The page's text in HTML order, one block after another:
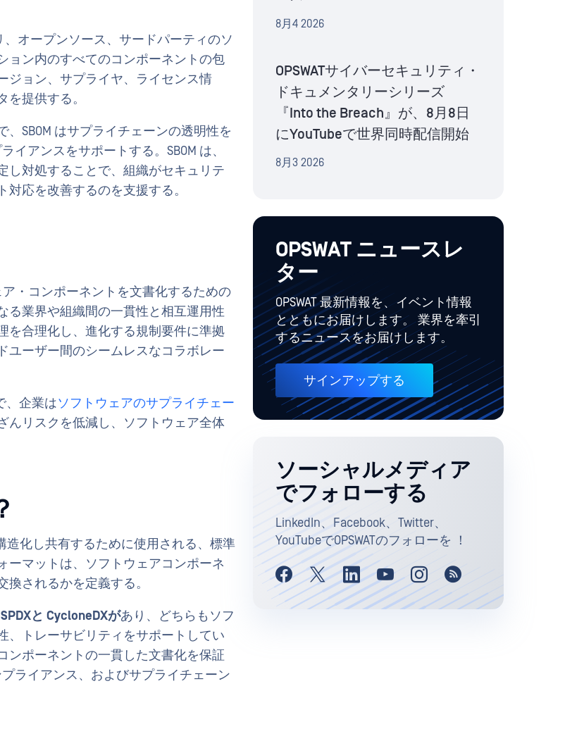
、オープンソース、サードパーティのソ
ョン内のすべてのコンポーネントの包
ジョン、サプライヤ、ライセンス情
を提供する。
SBOM はサプライチェーンの透明性を
アンスをサポートする。SBOM は、
し対処することで、組織がセキュリテ
対応を改善するのを支援する。
・コンポーネントを文書化するための
る業界や組織間の一貫性と相互運用性
を合理化し、進化する規制要件に準拠
ユーザー間のシームレスなコラボレー
、企業はソフトウェアのサプライチェー
んリスクを低減し、ソフトウェア全体
造化し共有するために使用される、標準
ーマットは、ソフトウェアコンポーネ
されるかを定義する。
SPDXと CycloneDXがあり、どちらもソフ
、トレーサビリティをサポートしてい
ンポーネントの一貫した文書化を保証
ライアンス、およびサプライチェーン
8月4 2026
OPSWATサイバーセキュリティ・
ドキュメンタリーシリーズ
『Into the Breach』が、8月8日
にYouTubeで世界同時配信開始
8月3 2026
OPSWAT ニュースレ
ター
OPSWAT 最新情報を、イベント情報
とともにお届けします。 業界を牽引
するニュースをお届けします。
サインアップする
ソーシャルメディア
でフォローする
LinkedIn、Facebook、Twitter、
YouTubeでOPSWATのフォローを ！